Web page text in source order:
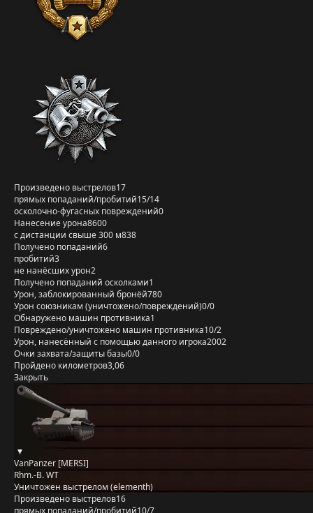
Произведено выстрелов17
прямых попаданий/пробитий15/14
осколочно-фугасных повреждений0
Нанесение урона8600
с дистанции свыше 300 м838
Получено попаданий6
пробитий3
не нанёсших урон2
Получено попаданий осколками1
Урон, заблокированный бронёй780
Урон союзникам (уничтожено/повреждений)0/0
Обнаружено машин противника1
Повреждено/уничтожено машин противника10/2
Урон, нанесённый с помощью данного игрока2002
Очки захвата/защиты базы0/0
Пройдено километров3,06
Закрыть
VanPanzer [MERSI]
Rhm.-B. WT
Уничтожен выстрелом (elementh)
Произведено выстрелов16
прямых попаданий/пробитий10/7